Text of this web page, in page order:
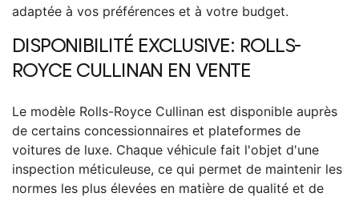
adaptée à vos préférences et à votre budget.
DISPONIBILITÉ EXCLUSIVE: ROLLS-
ROYCE CULLINAN EN VENTE
Le modèle Rolls-Royce Cullinan est disponible auprès
de certains concessionnaires et plateformes de
voitures de luxe. Chaque véhicule fait l'objet d'une
inspection méticuleuse, ce qui permet de maintenir les
normes les plus élevées en matière de qualité et de